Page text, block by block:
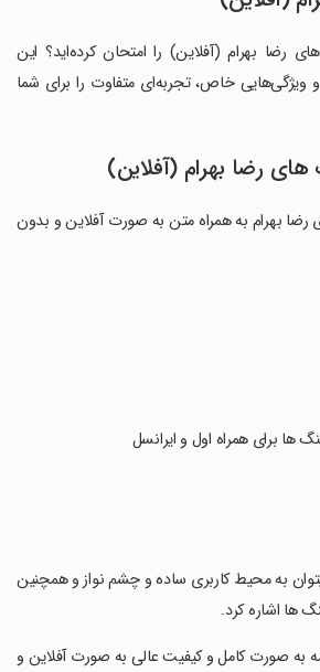
رضا بهرام (آفلاین) را امتحان کرده‌اید؟ این
و ویژگی‌هایی خاص، تجربه‌ای متفاوت را برای شما
های رضا بهرام (آفلاین)
رضا بهرام به همراه متن به صورت آفلاین و بدون
به محیط کاربری ساده و چشم نواز و همچنین
ها اشاره کرد.‏
به صورت کامل و کیفیت عالی به صورت آفلاین و